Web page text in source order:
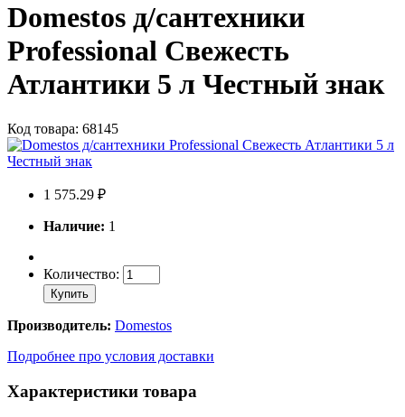
Domestos д/сантехники
Professional Свежесть
Атлантики 5 л Честный знак
Код товара: 68145
1 575.29 ₽
Наличие: 1
Количество:
Купить
Производитель: Domestos
Подробнее про условия доставки
Характеристики товара